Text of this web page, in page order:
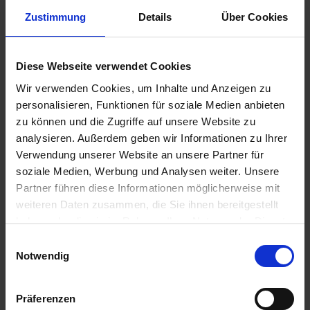
Zustimmung Details Über Cookies
Diese Webseite verwendet Cookies
Wir verwenden Cookies, um Inhalte und Anzeigen zu
personalisieren, Funktionen für soziale Medien anbieten
zu können und die Zugriffe auf unsere Website zu
analysieren. Außerdem geben wir Informationen zu Ihrer
Verwendung unserer Website an unsere Partner für
soziale Medien, Werbung und Analysen weiter. Unsere
Partner führen diese Informationen möglicherweise mit
weiteren Daten zusammen, die Sie ihnen bereitgestellt
haben oder die sie im Rahmen Ihrer Nutzung der Dienste
Notwendig
Präferenzen
Agricarb Pflugschar
links 30326000
zzgl. MwSt.
307,02 € / St
IN DEN
WARENKORB
GRANIT Heavy Duty
Anschweißspitze L.:
450, B.: 70, S.: 30
96,24 € / St
IN DEN
WARENKORB